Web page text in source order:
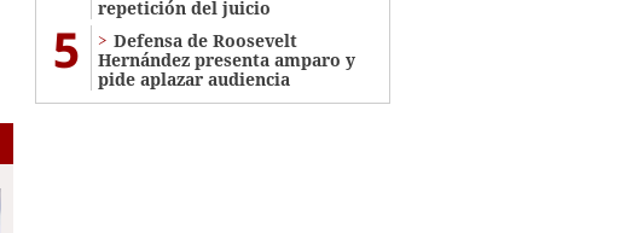
repetición del juicio
5
Defensa de Roosevelt
Hernández presenta amparo y
pide aplazar audiencia